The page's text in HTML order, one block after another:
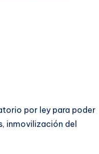
por ley para poder
inmovilización del